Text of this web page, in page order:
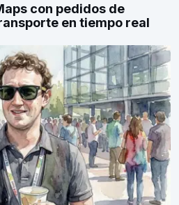
con pedidos de
en tiempo real